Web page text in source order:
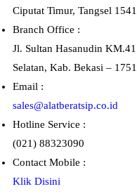
Ciputat Timur, Tangsel
Branch Office :
Jl. Sultan Hasanudin
Selatan, Kab. Bekasi –
Email :
sales@alatberatsip.co.id
Hotline Service :
(021) 88323090
Contact Mobile :
Klik Disini